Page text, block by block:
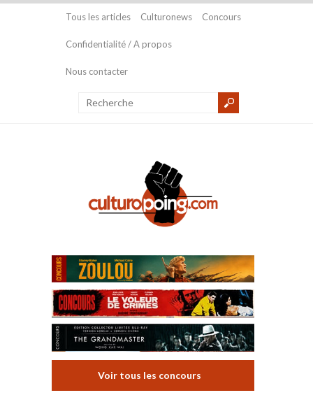
Tous les articles Culturonews Concours
Confidentialité / A propos
Nous contacter
Voir tous les concours